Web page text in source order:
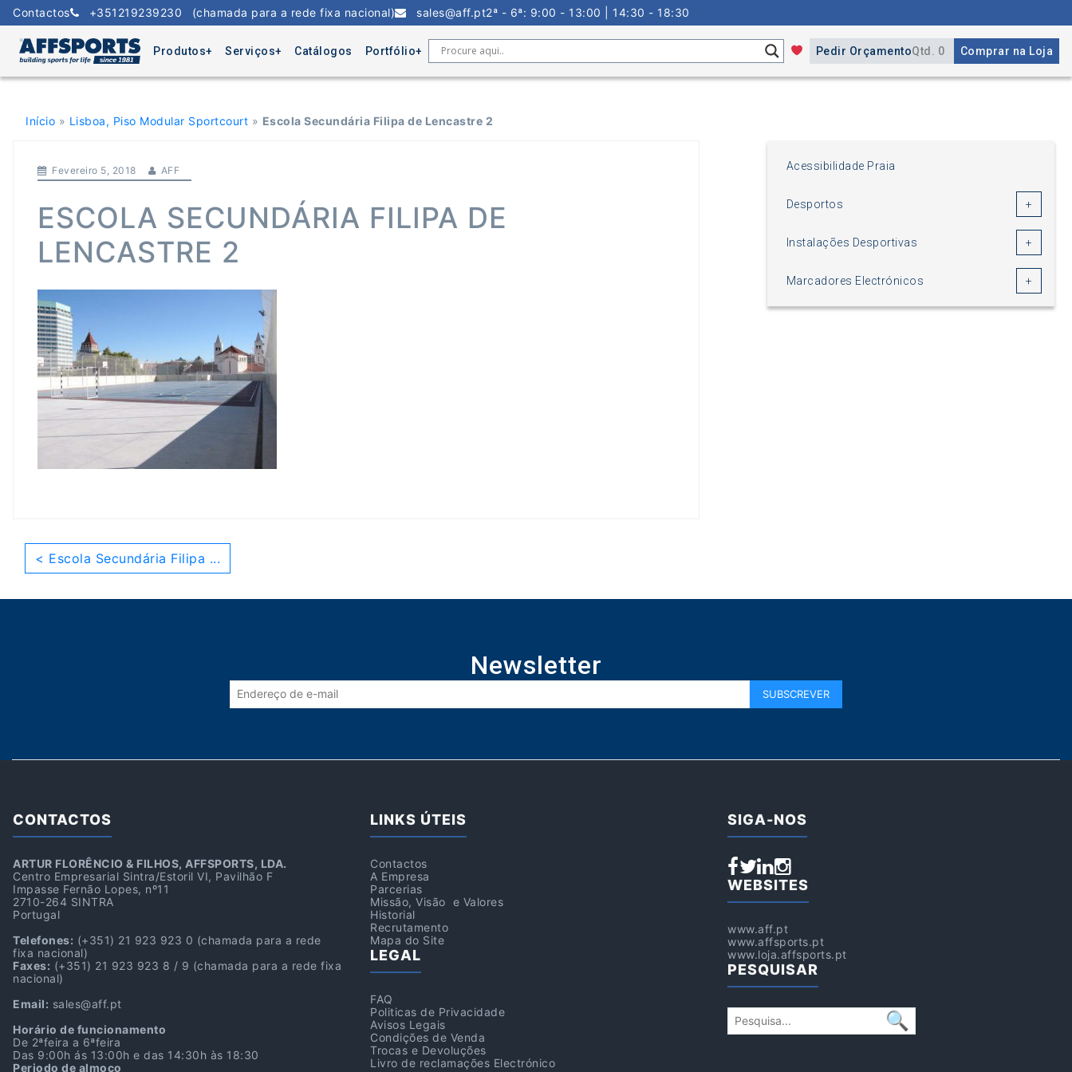
Skip
Contactos +351219239230 (chamada para a rede fixa nacional) sales@aff.pt2ª - 6ª: 9:00 - 13:00 | 14:30 - 18:30
Produtos Serviços Catálogos Portfólio Pedir OrçamentoQtd. 0 Comprar na Loja
Início » Lisboa, Piso Modular Sportcourt » Escola Secundária Filipa de Lencastre 2
Fevereiro 5, 2018 AFF
ESCOLA SECUNDÁRIA FILIPA DE
LENCASTRE 2
< Escola Secundária Filipa ...
Acessibilidade Praia
Desportos
Instalações Desportivas
Marcadores Electrónicos
Newsletter
CONTACTOS
ARTUR FLORÊNCIO & FILHOS, AFFSPORTS, LDA.
Centro Empresarial Sintra/Estoril VI, Pavilhão F
Impasse Fernão Lopes, nº11
2710-264 SINTRA
Portugal
Telefones: (+351) 21 923 923 0 (chamada para a rede
fixa nacional)
Faxes: (+351) 21 923 923 8 / 9 (chamada para a rede fixa
nacional)
Email: sales@aff.pt
Horário de funcionamento
De 2ªfeira a 6ªfeira
Das 9:00h ás 13:00h e das 14:30h às 18:30
Periodo de almoço
LINKS ÚTEIS
Contactos
A Empresa
Parcerias
Missão, Visão e Valores
Historial
Recrutamento
Mapa do Site
LEGAL
FAQ
Politicas de Privacidade
Avisos Legais
Condições de Venda
Trocas e Devoluções
Livro de reclamações Electrónico
SIGA-NOS
WEBSITES
www.aff.pt
www.affsports.pt
www.loja.affsports.pt
PESQUISAR